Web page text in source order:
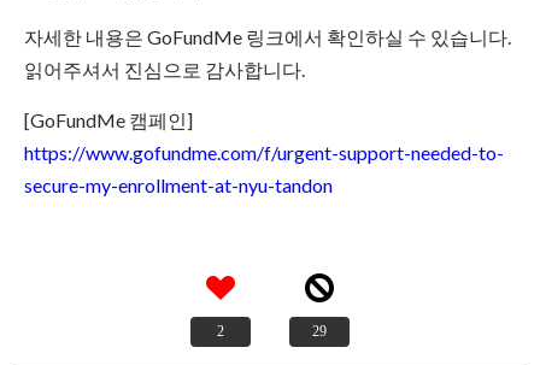
자세한 내용은 GoFundMe 링크에서 확인하실 수 있습니다.
읽어주셔서 진심으로 감사합니다.
[GoFundMe 캠페인]
https://www.gofundme.com/f/urgent-support-needed-to-
secure-my-enrollment-at-nyu-tandon
2 29